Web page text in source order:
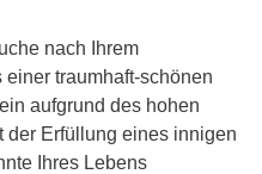
nach Ihrem
traumhaft-schönen
aufgrund des hohen
der Erfüllung eines innigen
Ihres Lebens